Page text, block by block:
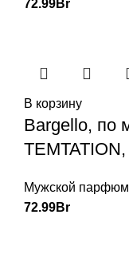
72.99Br
В корзину
Bargello, по
Мужской парфюм
72.99Br